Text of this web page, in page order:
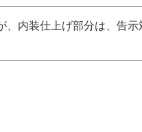
、内装仕上げ部分は、